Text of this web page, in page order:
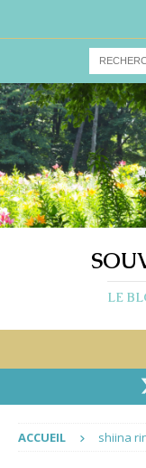
LE
ACCUEIL shiina